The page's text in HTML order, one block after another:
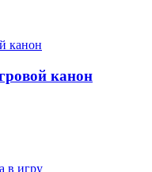
канон